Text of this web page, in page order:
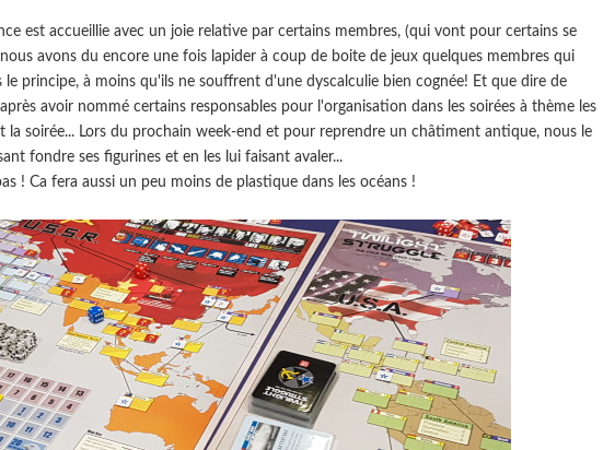
est accueillie avec un joie relative par certains membres, (qui vont pour certains se
avons du encore une fois lapider à coup de boite de jeux quelques membres qui
principe, à moins qu'ils ne souffrent d'une dyscalculie bien cognée! Et que dire de
avoir nommé certains responsables pour l'organisation dans les soirées à thème les
la soirée... Lors du prochain week-end et pour reprendre un châtiment antique, nous le
fondre ses figurines et en les lui faisant avaler...
! Ca fera aussi un peu moins de plastique dans les océans !